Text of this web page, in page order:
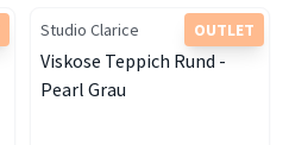
OUTLET
Studio Clarice
Viskose Teppich Rund -
Pearl Grau